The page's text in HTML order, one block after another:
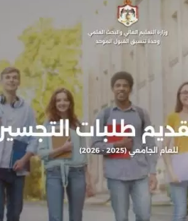
الملك يلتقي مجموعة من رفاق السلاح